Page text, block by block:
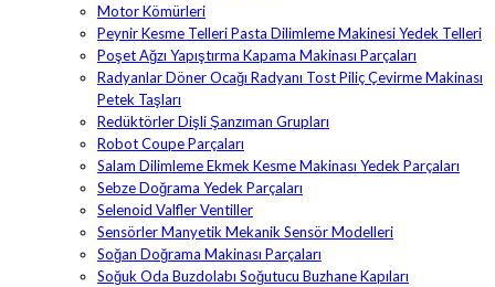
Motor Kömürleri
Peynir Kesme Telleri Pasta Dilimleme Makinesi Yedek Telleri
Poşet Ağzı Yapıştırma Kapama Makinası Parçaları
Radyanlar Döner Ocağı Radyanı Tost Piliç Çevirme Makinası
Petek Taşları
Redüktörler Dişli Şanzıman Grupları
Robot Coupe Parçaları
Salam Dilimleme Ekmek Kesme Makinası Yedek Parçaları
Sebze Doğrama Yedek Parçaları
Selenoid Valfler Ventiller
Sensörler Manyetik Mekanik Sensör Modelleri
Soğan Doğrama Makinası Parçaları
Soğuk Oda Buzdolabı Soğutucu Buzhane Kapıları